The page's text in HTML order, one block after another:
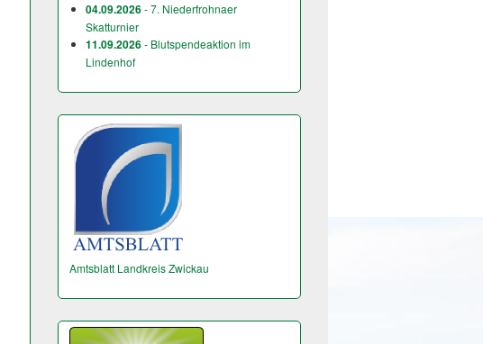
04.09.2026- 7. Niederfrohnaer
Skatturnier
11.09.2026- Blutspendeaktion im
Lindenhof
Amtsblatt Landkreis Zwickau